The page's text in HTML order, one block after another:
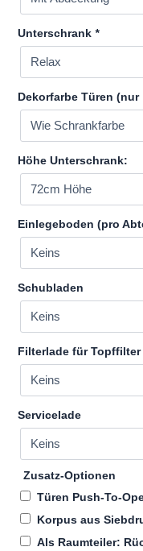
Unterschrank *
Dekorfarbe Türen
Höhe Unterschrank:
Einlegeboden (pro
Schubladen
Filterlade für Topffilter
Servicelade
Zusatz-Optionen
Türen Push-To-
Korpus aus
Als Raumteiler: